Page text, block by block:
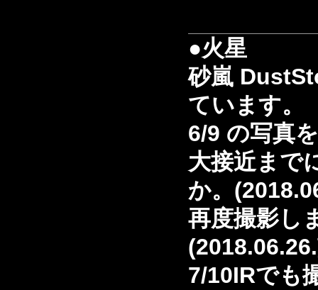
●火星
砂嵐
ています。
6/9 の写真
大接近まで
か。
再度撮影し
7/10IRでも